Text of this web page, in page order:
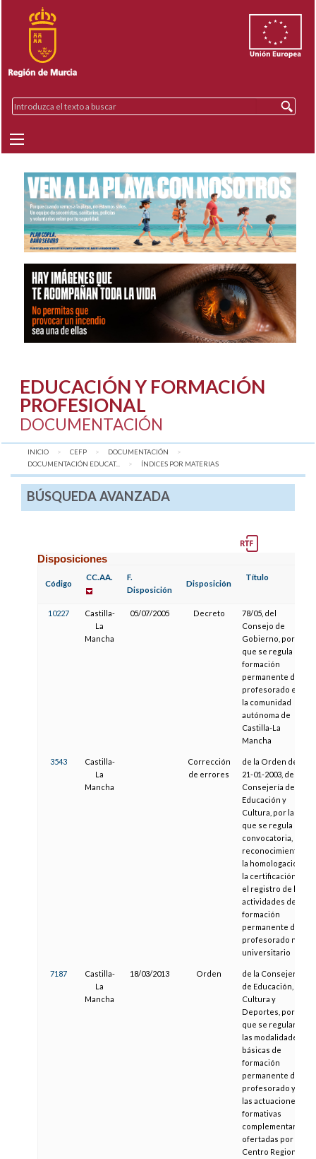
EDUCACIÓN Y FORMACIÓN
PROFESIONAL
DOCUMENTACIÓN
INICIO CEFP
DOCUMENTACIÓN
DOCUMENTACIÓN EDUCAT...
AQUÍ:
ÍNDICES POR MATERIAS
BÚSQUEDA AVANZADA
Disposiciones
Código
CC.AA.
F.
Disposición
Disposición
Título
10227
Castilla-
La
Mancha
05/07/2005 Decreto
78/05, del
Consejo de
Gobierno, por el
que se regula la
formación
permanente del
profesorado en
la comunidad
autónoma de
Castilla-La
Mancha
3543
Castilla-
La
Mancha
Corrección
de errores
de la Orden de
21-01-2003, de la
Consejería de
Educación y
Cultura, por la
que se regula la
convocatoria, el
reconocimiento,
la homologación,
la certificación y
el registro de las
actividades de
formación
permanente del
profesorado no
universitario
7187
Castilla-
La
Mancha
18/03/2013 Orden
de la Consejería
de Educación,
Cultura y
Deportes, por la
que se regulan
las modalidades
básicas de
formación
permanente del
profesorado y
las actuaciones
formativas
complementarias
ofertadas por el
Centro Regional